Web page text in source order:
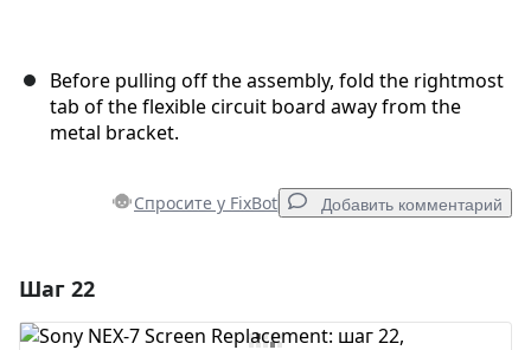
Before pulling off the assembly, fold the rightmost
tab of the flexible circuit board away from the
metal bracket.
Спросите у FixBot Добавить комментарий
Шаг 22